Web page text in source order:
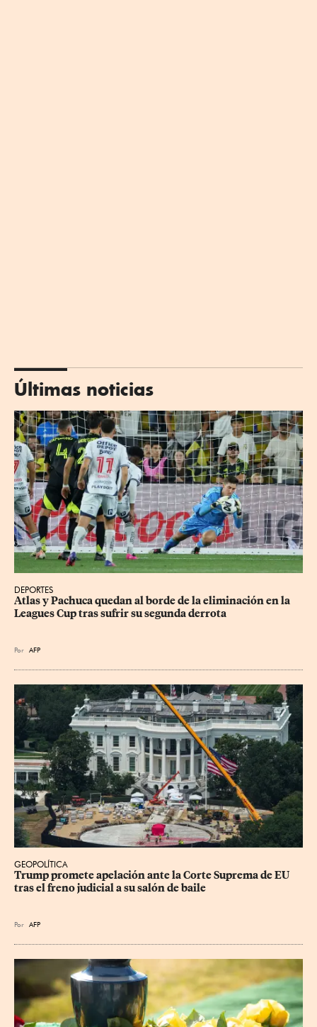
Últimas noticias
DEPORTES
Atlas y Pachuca quedan al borde de la eliminación en la
Leagues Cup tras sufrir su segunda derrota
Por AFP
GEOPOLÍTICA
Trump promete apelación ante la Corte Suprema de EU
tras el freno judicial a su salón de baile
Por AFP